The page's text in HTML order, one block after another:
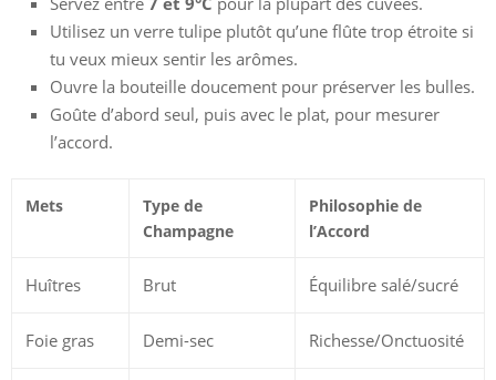
Utilisez un verre tulipe plutôt qu’une flûte trop étroite si
tu veux mieux sentir les arômes.
Ouvre la bouteille doucement pour préserver les bulles.
Goûte d’abord seul, puis avec le plat, pour mesurer
l’accord.
Mets
Type de
Champagne
Philosophie de
l’Accord
Huîtres Brut Équilibre salé/sucré
Foie gras Demi-sec Richesse/Onctuosité